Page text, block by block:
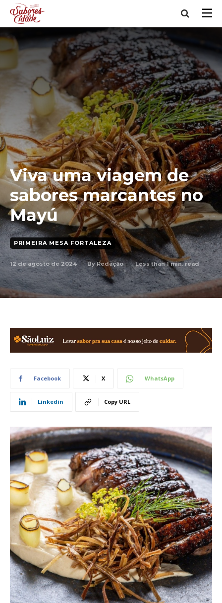
Viva uma viagem de
sabores marcantes no
Mayú
PRIMEIRA MESA FORTALEZA
12 de agosto de 2024 By Redação Less than 1min. read
Facebook X WhatsApp
Linkedin Copy URL